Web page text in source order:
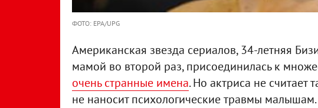
ФОТО: EPA/UPG
Американская звезда сериалов, 34-летняя
мамой во второй раз, присоединилась к
очень странные имена. Но актриса не считает
не наносит психологические травмы малышам.